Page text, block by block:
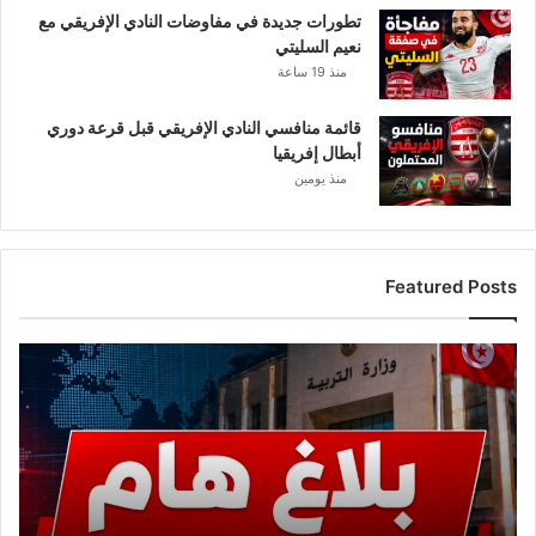
تطورات جديدة في مفاوضات النادي الإفريقي مع
نعيم السليتي
منذ 19 ساعة
قائمة منافسي النادي الإفريقي قبل قرعة دوري
أبطال إفريقيا
منذ يومين
Featured Posts
ع
ا
ج
ل
.
.
و
ز